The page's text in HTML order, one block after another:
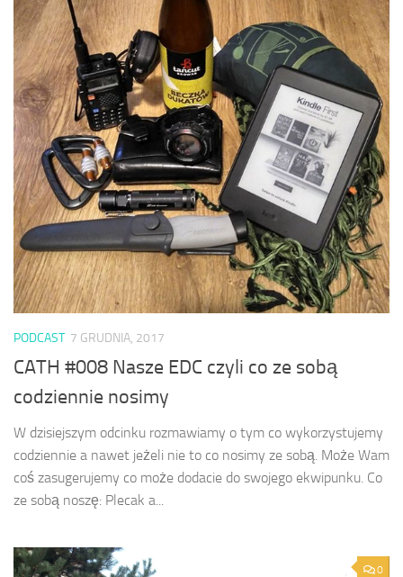
PODCAST 7 GRUDNIA, 2017
CATH #008 Nasze EDC czyli co ze sobą
codziennie nosimy
W dzisiejszym odcinku rozmawiamy o tym co wykorzystujemy
codziennie a nawet jeżeli nie to co nosimy ze sobą. Może Wam
coś zasugerujemy co może dodacie do swojego ekwipunku. Co
ze sobą noszę: Plecak a...
0